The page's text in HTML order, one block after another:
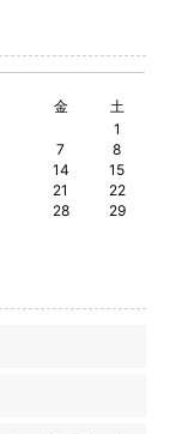
金
土
1
7
8
14
15
21
22
28
29